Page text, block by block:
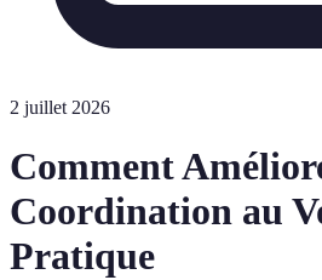
2 juillet 2026
Comment
Coordination au
Pratique